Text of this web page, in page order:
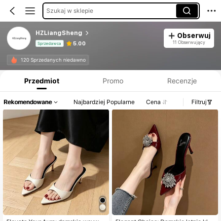
Szukaj w sklepie
HZLiangSheng
Sprzedawca 5.00
Obserwuj
11 Obserwujący
120 Sprzedanych niedawno
Przedmiot Promo Recenzje
Rekomendowane Najbardziej Popularne Cena Filtruj